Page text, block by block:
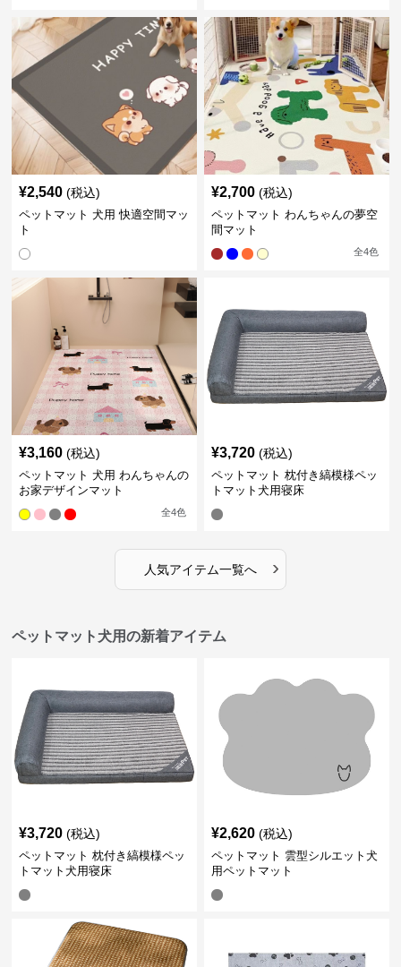
¥2,540 (税込)
ペットマット 犬用 快適空間マッ
ト
¥2,700 (税込)
ペットマット わんちゃんの夢空
間マット
全4色
¥3,160 (税込)
ペットマット 犬用 わんちゃんの
お家デザインマット
全4色
¥3,720 (税込)
ペットマット 枕付き縞模様ペッ
トマット犬用寝床
人気アイテム一覧へ ›
ペットマット犬用の新着アイテム
¥3,720 (税込)
ペットマット 枕付き縞模様ペッ
トマット犬用寝床
¥2,620 (税込)
ペットマット 雲型シルエット犬
用ペットマット